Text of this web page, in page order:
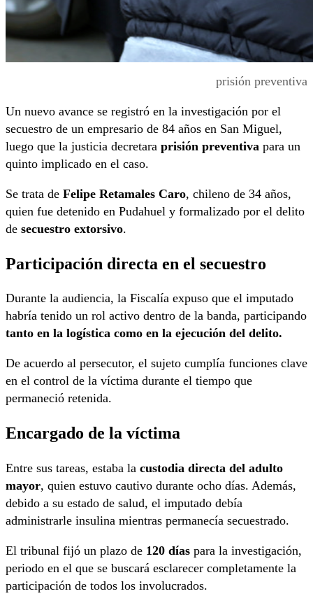
prisión preventiva
Un nuevo avance se registró en la investigación por el
secuestro de un empresario de 84 años en San Miguel,
luego que la justicia decretara prisión preventiva para un
quinto implicado en el caso.
Se trata de Felipe Retamales Caro, chileno de 34 años,
quien fue detenido en Pudahuel y formalizado por el delito
de secuestro extorsivo.
Participación directa en el secuestro
Durante la audiencia, la Fiscalía expuso que el imputado
habría tenido un rol activo dentro de la banda, participando
tanto en la logística como en la ejecución del delito.
De acuerdo al persecutor, el sujeto cumplía funciones clave
en el control de la víctima durante el tiempo que
permaneció retenida.
Encargado de la víctima
Entre sus tareas, estaba la custodia directa del adulto
mayor, quien estuvo cautivo durante ocho días. Además,
debido a su estado de salud, el imputado debía
administrarle insulina mientras permanecía secuestrado.
El tribunal fijó un plazo de 120 días para la investigación,
periodo en el que se buscará esclarecer completamente la
participación de todos los involucrados.